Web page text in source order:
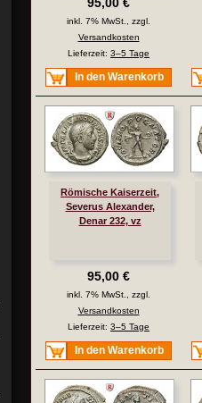
95,00 €
inkl. 7% MwSt., zzgl.
Versandkosten
Lieferzeit: 3–5 Tage
In den Warenkorb
Römische Kaiserzeit,
Severus Alexander,
Denar 232, vz
95,00 €
inkl. 7% MwSt., zzgl.
Versandkosten
Lieferzeit: 3–5 Tage
In den Warenkorb